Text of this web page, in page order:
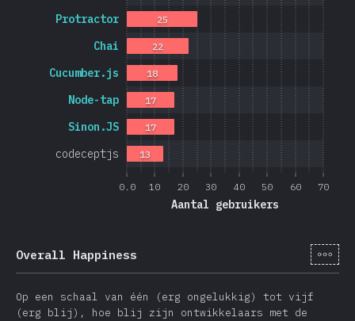
0.0 10 20 30 40 50 60 70
Aantal gebruikers
codeceptjs
Sinon.JS
Node-tap
Cucumber.js
Chai
Protractor
13
17
17
18
22
25
Overall Happiness [nl-
Op een schaal van één (erg ongelukkig) tot vijf
(erg blij), hoe blij zijn ontwikkelaars met de